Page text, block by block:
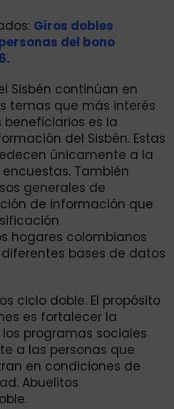
Giros dobles
del bono
Sisbén continúan en
temas que más interés
es la
del Sisbén. Estas
únicamente a la
También
generales de
de información que
hogares colombianos
bases de datos
ciclo doble. El propósito
es fortalecer la
programas sociales
a las personas que
en condiciones de
Abuelitos